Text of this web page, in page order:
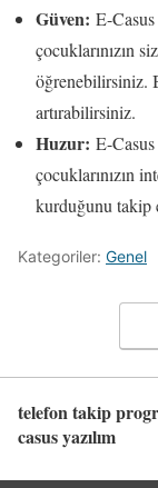
Güven: E-
çocuklarınızın
öğrenebilirsiniz.
artırabilirsiniz.
Huzur: E-
çocuklarınızın
kurduğunu takip
Kategoriler: Genel
telefon takip
casus yazılım